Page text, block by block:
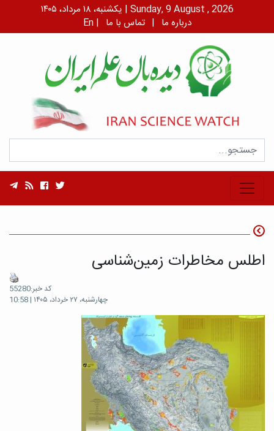
یکشنبه، ۱۸ مرداد، ۱۴۰۵ | Sunday, 9 August , 2026
En | درباره ما | تماس با ما
اطلس مخاطرات زمین‌شناسی
کد خبر:55280
چهارشنبه، ۲۷ خرداد، ۱۴۰۵ | 10:58